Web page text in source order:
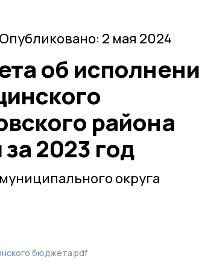
2 мая 2024
об
района
2023 год
округа
бюджета.pdf